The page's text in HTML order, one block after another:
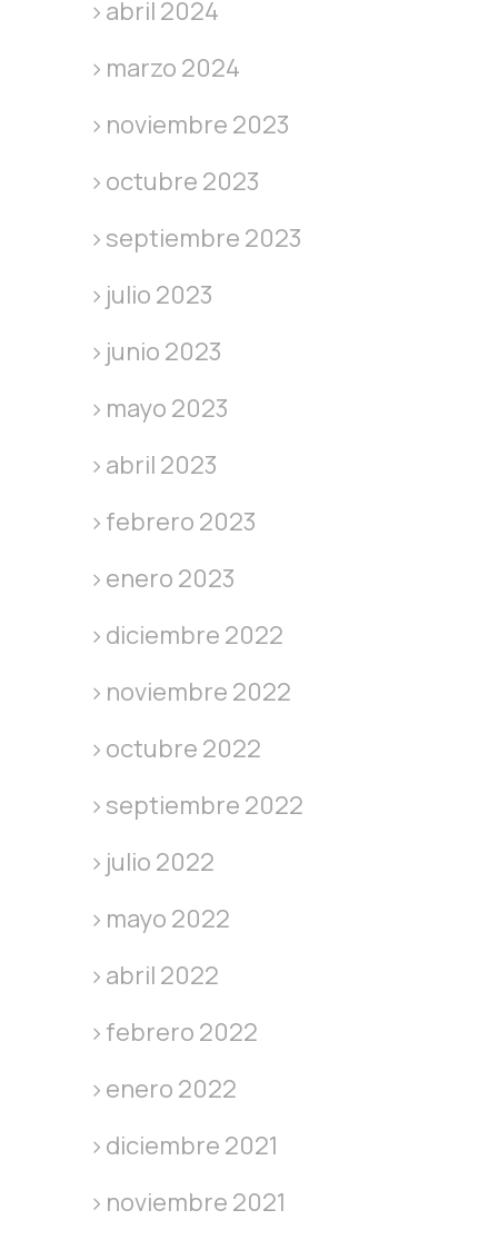
abril 2024
marzo 2024
noviembre 2023
octubre 2023
septiembre 2023
julio 2023
junio 2023
mayo 2023
abril 2023
febrero 2023
enero 2023
diciembre 2022
noviembre 2022
octubre 2022
septiembre 2022
julio 2022
mayo 2022
abril 2022
febrero 2022
enero 2022
diciembre 2021
noviembre 2021